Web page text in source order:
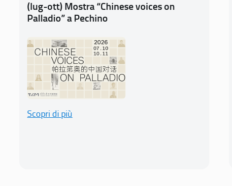
(lug-ott) Mostra “Chinese voices on
Palladio” a Pechino
Scopri di più